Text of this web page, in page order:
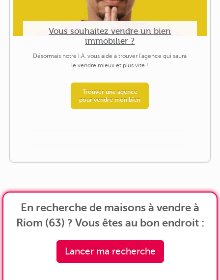
Vous souhaitez vendre un bien
immobilier ?
Désormais notre I.A. vous aide à trouver l'agence qui saura
le vendre mieux et plus vite !
Trouver une agence
pour vendre mon bien
En recherche de maisons à vendre à
Riom (63) ? Vous êtes au bon endroit :
Lancer ma recherche